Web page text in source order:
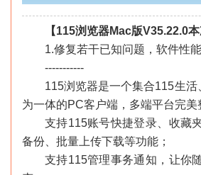
【115浏览器Mac版V35.22.0本
1.修复若干已知问题，软件性能
-----------
115浏览器是一个集合115生
为一体的PC客户端，多端平台完美
支持115账号快捷登录、收藏
备份、批量上传下载等功能；
支持115管理事务通知，让你